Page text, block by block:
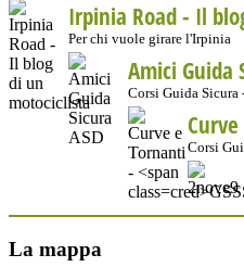
Irpinia Road - Il
Per chi vuole girare l'Irpinia
Amici Guida
Corsi Guida Sicura
Corsi
La mappa